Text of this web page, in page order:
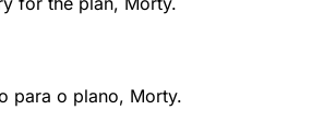
para o plano, Morty.